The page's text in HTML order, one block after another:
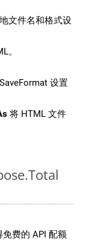
文件名和格式设
。
设置
将 HTML 文件
费的 API 配额